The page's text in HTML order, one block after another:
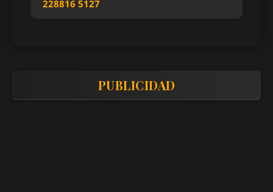
228816 5127
PUBLICIDAD